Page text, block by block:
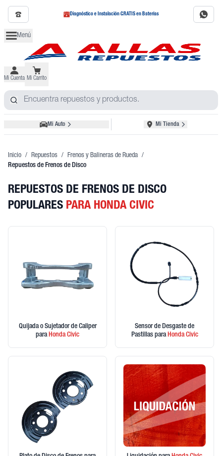
Diagnóstico e Instalación GRATIS en Baterías
Menú
Mi Cuenta Mi Carrito
Mi Auto Mi Tienda
Inicio / Repuestos / Frenos y Balineras de Rueda /
Repuestos de Frenos de Disco
REPUESTOS DE FRENOS DE DISCO
POPULARES PARA HONDA CIVIC
Quijada o Sujetador de Caliper
paraHondaCivic
Sensor de Desgaste de
Pastillas paraHondaCivic